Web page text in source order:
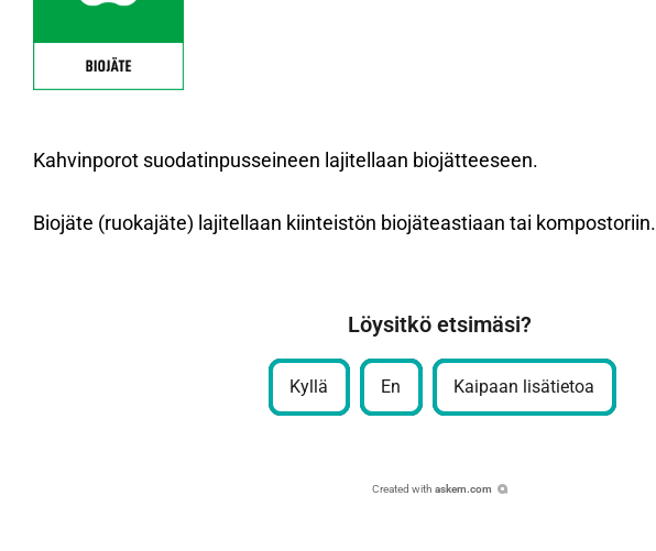
Kahvinporot suodatinpusseineen lajitellaan biojätteeseen.
Biojäte (ruokajäte) lajitellaan kiinteistön biojäteastiaan tai kompostoriin.
Löysitkö etsimäsi?
Kyllä En Kaipaan lisätietoa
Created with askem.com